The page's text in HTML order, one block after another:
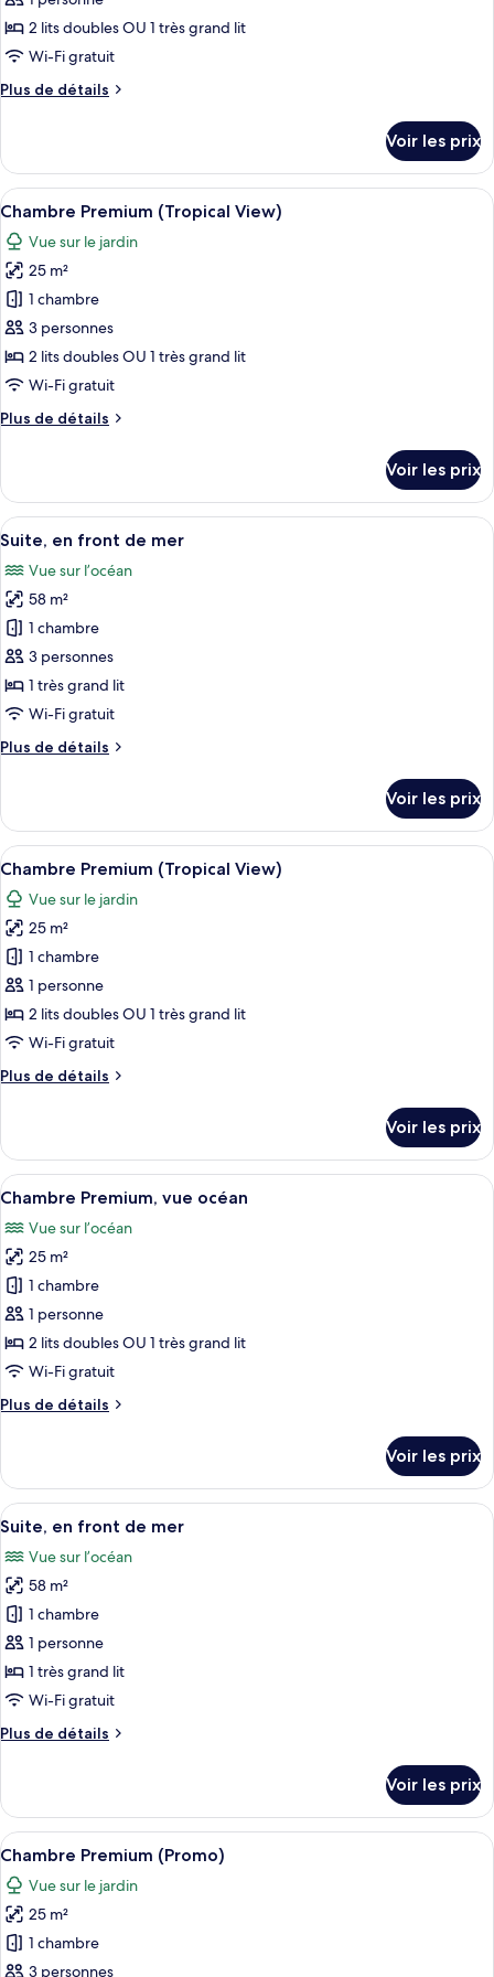
type
de
chambre :
Chambre
2 lits doubles OU 1 très grand lit
Wi-Fi gratuit
Plus de détails
Plus
le
type
de
Chambre
Premium
(Promo)
Voir les prix
Afficher
toutes
les
photos
pour
ce
type
de
chambre :
Chambre
View)
Une terrasse en bois avec un
6
Chambre Premium (Tropical View)
Vue sur le jardin
25 m²
1 chambre
3 personnes
2 lits doubles OU 1 très grand lit
Wi-Fi gratuit
Plus de détails
Plus
le
type
de
Chambre
Premium
(Tropical
View)
Voir les prix
Afficher
toutes
les
photos
pour
ce
type
de
chambre :
Suite,
de
mer
Une chambre d’hôtel avec un
8
Suite, en front de mer
Vue sur l’océan
58 m²
1 chambre
3 personnes
1 très grand lit
Wi-Fi gratuit
Plus de détails
Plus
le
type
de
Suite,
en
front
de
mer
Voir les prix
Afficher
toutes
les
photos
pour
ce
type
de
chambre :
Chambre
View)
Une terrasse en bois avec un
6
Chambre Premium (Tropical View)
Vue sur le jardin
25 m²
1 chambre
1 personne
2 lits doubles OU 1 très grand lit
Wi-Fi gratuit
Plus de détails
Plus
le
type
de
Chambre
Premium
(Tropical
View)
Voir les prix
Afficher
toutes
les
photos
pour
ce
type
de
chambre :
Chambre
océan
Une chambre d’hôtel équipée d’un
8
Chambre Premium, vue océan
Vue sur l’océan
25 m²
1 chambre
1 personne
2 lits doubles OU 1 très grand lit
Wi-Fi gratuit
Plus de détails
Plus
le
type
de
Chambre
Premium,
vue
océan
Voir les prix
Afficher
toutes
les
photos
pour
ce
type
de
chambre :
Suite,
de
mer
Une chambre d’hôtel avec un
5
Suite, en front de mer
Vue sur l’océan
58 m²
1 chambre
1 personne
1 très grand lit
Wi-Fi gratuit
Plus de détails
Plus
le
type
de
Suite,
en
front
de
mer
Voir les prix
Afficher
toutes
les
photos
pour
ce
Une chambre d’hôtel avec un lit,
6
Chambre Premium (Promo)
Vue sur le jardin
25 m²
1 chambre
3 personnes